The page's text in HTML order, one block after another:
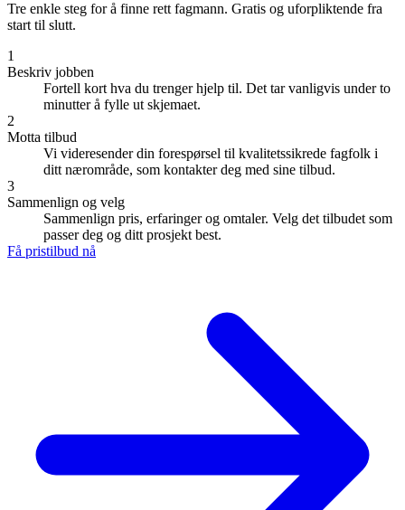
Tre enkle steg for å finne rett fagmann. Gratis og uforpliktende fra
start til slutt.
1
Beskriv jobben
Fortell kort hva du trenger hjelp til. Det tar vanligvis under to
minutter å fylle ut skjemaet.
2
Motta tilbud
Vi videresender din forespørsel til kvalitetssikrede fagfolk i
ditt nærområde, som kontakter deg med sine tilbud.
3
Sammenlign og velg
Sammenlign pris, erfaringer og omtaler. Velg det tilbudet som
passer deg og ditt prosjekt best.
Få pristilbud nå